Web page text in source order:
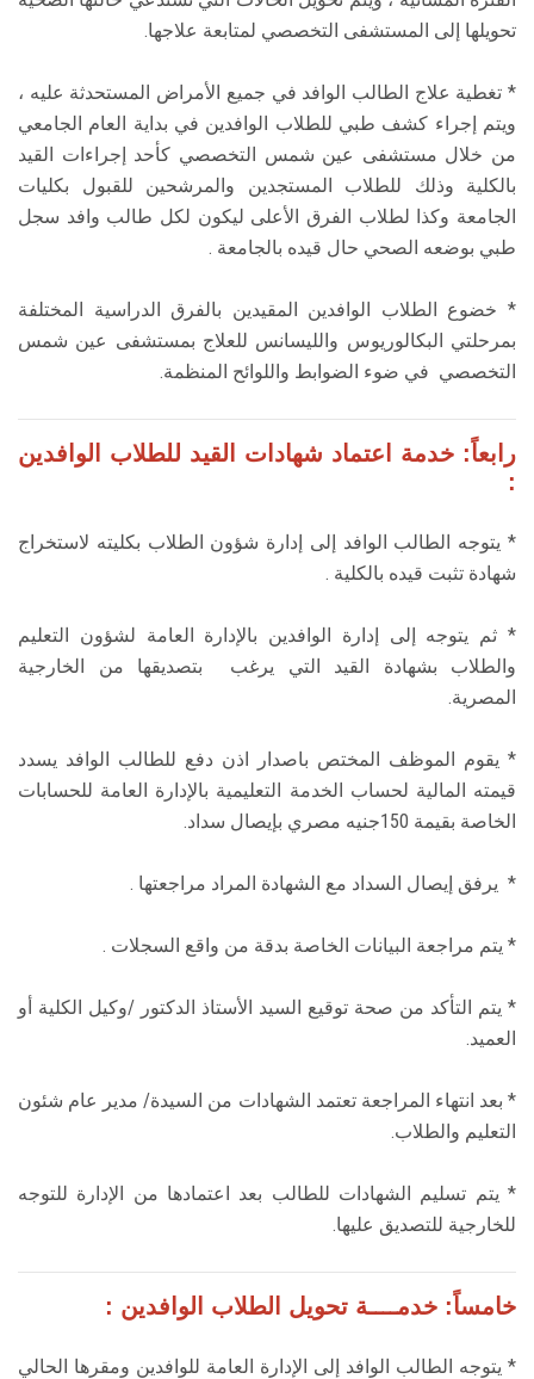
تحويلها إلى المستشفى التخصصي لمتابعة علاجها.
* تغطية علاج الطالب الوافد في جميع الأمراض المستحدثة عليه ،
ويتم إجراء كشف طبي للطلاب الوافدين في بداية العام الجامعي
من خلال مستشفى عين شمس التخصصي كأحد إجراءات القيد
بالكلية وذلك للطلاب المستجدين والمرشحين للقبول بكليات
الجامعة وكذا لطلاب الفرق الأعلى ليكون لكل طالب وافد سجل
طبي بوضعه الصحي حال قيده بالجامعة .
* خضوع الطلاب الوافدين المقيدين بالفرق الدراسية المختلفة
بمرحلتي البكالوريوس والليسانس للعلاج بمستشفى عين شمس
التخصصي في ضوء الضوابط واللوائح المنظمة.
رابعاً: خدمة اعتماد شهادات القيد للطلاب الوافدين
:
* يتوجه الطالب الوافد إلى إدارة شؤون الطلاب بكليته لاستخراج
شهادة تثبت قيده بالكلية .
* ثم يتوجه إلى إدارة الوافدين بالإدارة العامة لشؤون التعليم
والطلاب بشهادة القيد التي يرغب بتصديقها من الخارجية
المصرية.
* يقوم الموظف المختص باصدار اذن دفع للطالب الوافد يسدد
قيمته المالية لحساب الخدمة التعليمية بالإدارة العامة للحسابات
الخاصة بقيمة 150جنيه مصري بإيصال سداد.
* يرفق إيصال السداد مع الشهادة المراد مراجعتها .
* يتم مراجعة البيانات الخاصة بدقة من واقع السجلات .
* يتم التأكد من صحة توقيع السيد الأستاذ الدكتور /وكيل الكلية أو
العميد.
* بعد انتهاء المراجعة تعتمد الشهادات من السيدة/ مدير عام شئون
التعليم والطلاب.
* يتم تسليم الشهادات للطالب بعد اعتمادها من الإدارة للتوجه
للخارجية للتصديق عليها.
خامساً: خدمــــة تحويل الطلاب الوافدين :
* يتوجه الطالب الوافد إلى الإدارة العامة للوافدين ومقرها الحالي